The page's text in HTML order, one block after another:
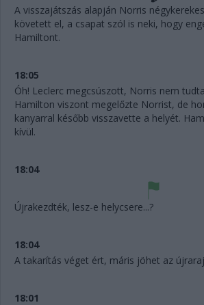
A visszajátszás alapján Norris
követett el, a csapat szól is neki, hogy
Hamiltont.
18:05
Óh! Leclerc megcsúszott, Norris nem
Hamilton viszont megelőzte Norrist, de
kanyarral később visszavette a helyét.
kívül.
18:04
Újrakezdték, lesz-e helycsere...?
18:04
A takarítás véget ért, máris jöhet az
18:01